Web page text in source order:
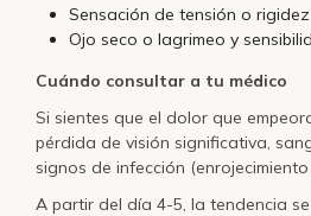
Sensación de tensión o
Ojo seco o lagrimeo y
Cuándo consultar a tu médico
Si sientes que el dolor que
pérdida de visión significativa,
signos de infección
A partir del día 4-5, la tendencia